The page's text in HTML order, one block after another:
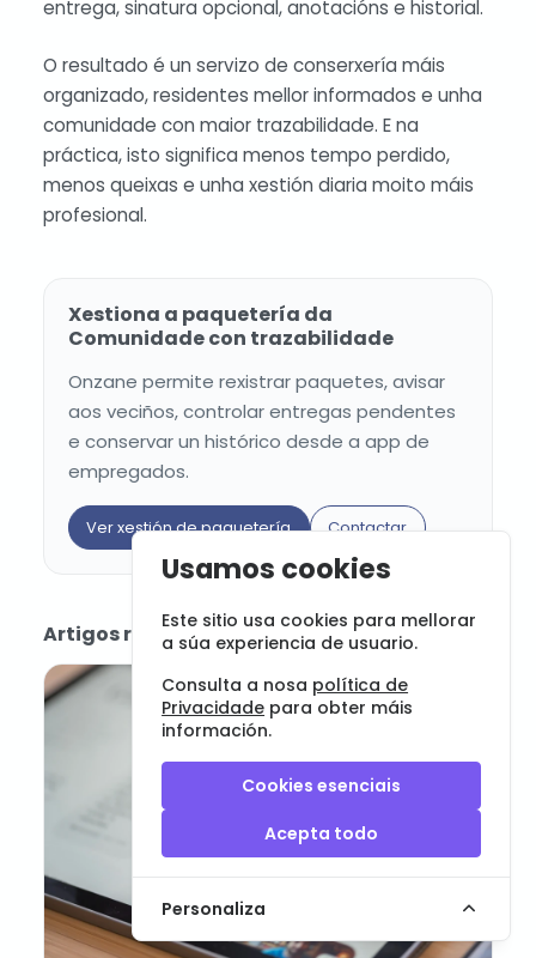
entrega, sinatura opcional, anotacións e historial.
O resultado é un servizo de conserxería máis
organizado, residentes mellor informados e unha
comunidade con maior trazabilidade. E na
práctica, isto significa menos tempo perdido,
menos queixas e unha xestión diaria moito máis
profesional.
Xestiona a paquetería da
Comunidade con trazabilidade
Onzane permite rexistrar paquetes, avisar
aos veciños, controlar entregas pendentes
e conservar un histórico desde a app de
empregados.
Ver xestión de paquetería Contactar
Artigos relacionados
Usamos cookies
Este sitio usa cookies para mellorar
a súa experiencia de usuario.
Consulta a nosa política de
Privacidade para obter máis
información.
Cookies esenciais
Acepta todo
Personaliza